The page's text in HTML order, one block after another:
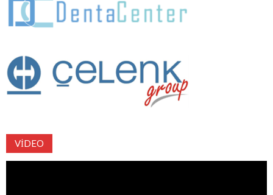
VIDEO